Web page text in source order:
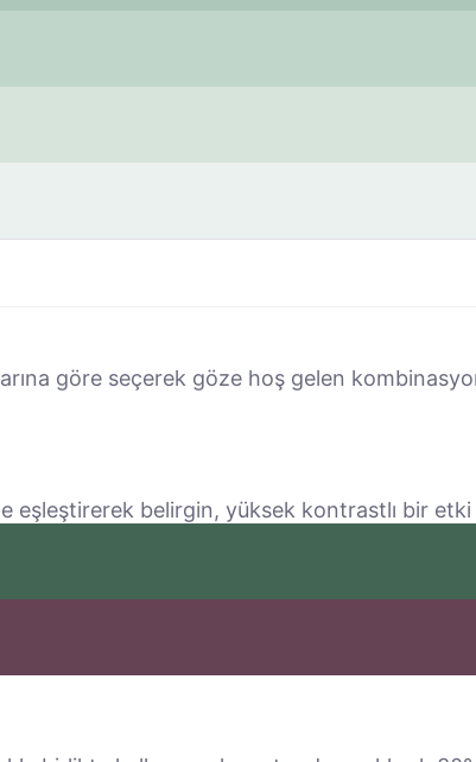
göre seçerek göze hoş gelen
eşleştirerek belirgin, yüksek kontrastlı bir etki